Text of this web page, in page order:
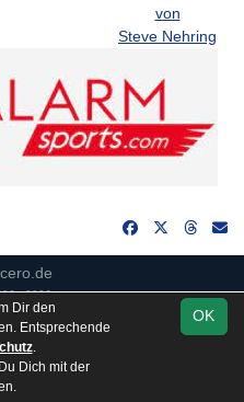
von
Steve Nehring
- 2026
Impressum
Gästebuch
OK
Dir den
Entsprechende
.
Dich mit der